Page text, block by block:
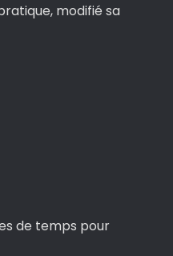
modifié sa
de temps pour